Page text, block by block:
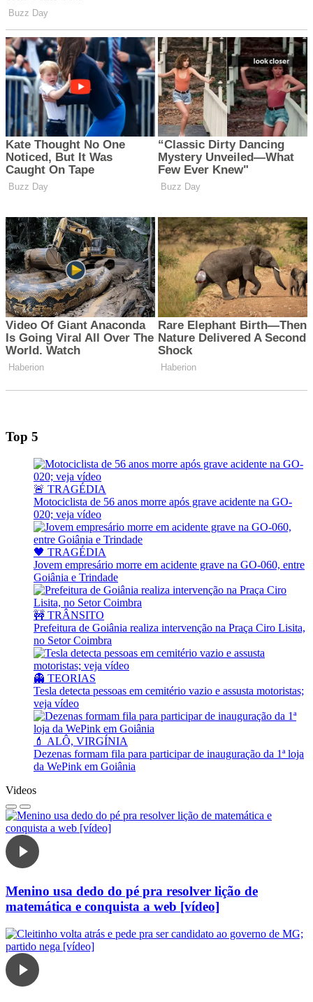
Top 5
🚨 TRAGÉDIA
Motociclista de 56 anos morre após grave acidente na GO-
020; veja vídeo
🖤 TRAGÉDIA
Jovem empresário morre em acidente grave na GO-060, entre
Goiânia e Trindade
🚧 TRÂNSITO
Prefeitura de Goiânia realiza intervenção na Praça Ciro Lisita,
no Setor Coimbra
👻 TEORIAS
Tesla detecta pessoas em cemitério vazio e assusta motoristas;
veja vídeo
💄 ALÔ, VIRGÍNIA
Dezenas formam fila para participar de inauguração da 1ª loja
da WePink em Goiânia
Videos
Menino usa dedo do pé pra resolver lição de
matemática e conquista a web [vídeo]